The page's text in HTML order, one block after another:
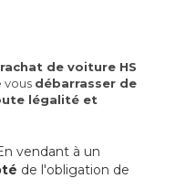
de voiture HS
vous débarrasser de
légalité et
vendant à un
de l'obligation de